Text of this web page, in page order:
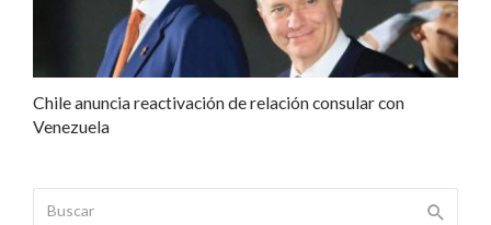
Chile anuncia reactivación de relación consular con
Venezuela